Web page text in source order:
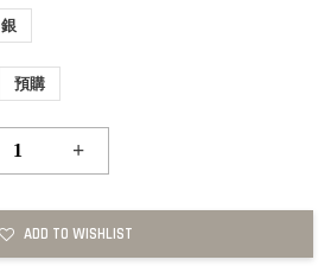
銀
預購
+
ADD TO WISHLIST